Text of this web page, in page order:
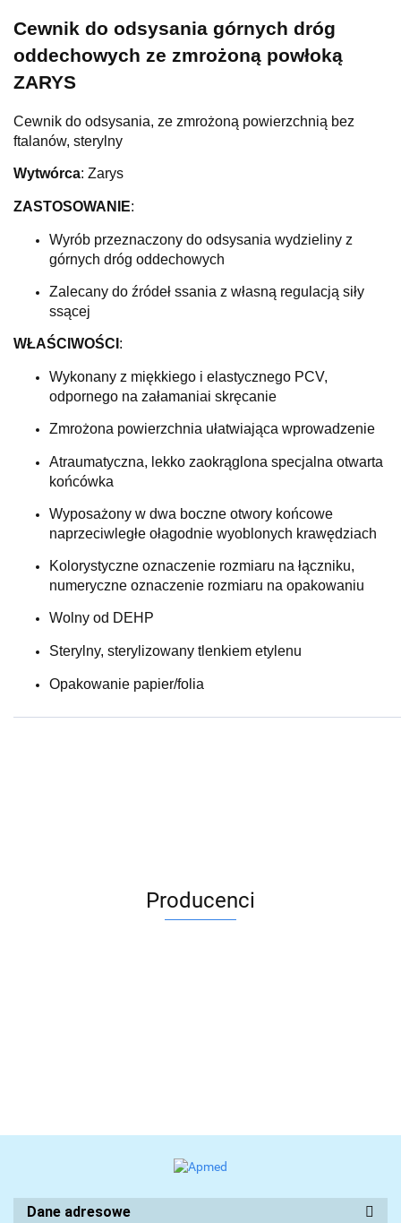
Cewnik do odsysania górnych dróg
oddechowych ze zmrożoną powłoką
ZARYS
Cewnik do odsysania, ze zmrożoną powierzchnią bez
ftalanów, sterylny
Wytwórca: Zarys
ZASTOSOWANIE:
Wyrób przeznaczony do odsysania wydzieliny z
górnych dróg oddechowych
Zalecany do źródeł ssania z własną regulacją siły
ssącej
WŁAŚCIWOŚCI :
Wykonany z miękkiego i elastycznego PCV,
odpornego na załamaniai skręcanie
Zmrożona powierzchnia ułatwiająca wprowadzenie
Atraumatyczna, lekko zaokrąglona specjalna otwarta
końcówka
Wyposażony w dwa boczne otwory końcowe
naprzeciwległe ołagodnie wyoblonych krawędziach
Kolorystyczne oznaczenie rozmiaru na łączniku,
numeryczne oznaczenie rozmiaru na opakowaniu
Wolny od DEHP
Sterylny, sterylizowany tlenkiem etylenu
Opakowanie papier/folia
Producenci
Dane adresowe